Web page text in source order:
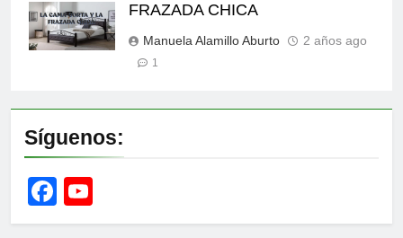
FRAZADA CHICA
Manuela Alamillo Aburto 2 años ago
1
Síguenos:
Facebook
Channel